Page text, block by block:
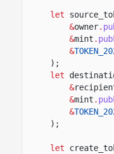
let
&owner.
&mint .
&
);
let
&
&mint .
&
);
let